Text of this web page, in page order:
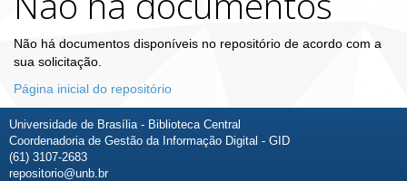
Não há documentos disponíveis no repositório de acordo com a
sua solicitação.
Página inicial do repositório
Universidade de Brasília - Biblioteca Central
Coordenadoria de Gestão da Informação Digital - GID
(61) 3107-2683
repositorio@unb.br